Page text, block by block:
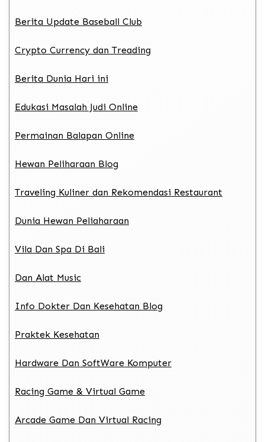
Berita Update Baseball Club
Crypto Currency dan Treading
Berita Dunia Hari ini
Edukasi Masalah Judi Online
Permainan Balapan Online
Hewan Peliharaan Blog
Traveling Kuliner dan Rekomendasi Restaurant
Dunia Hewan Peliaharaan
Vila Dan Spa Di Bali
Dan Alat Music
Info Dokter Dan Kesehatan Blog
Praktek Kesehatan
Hardware Dan SoftWare Komputer
Racing Game & Virtual Game
Arcade Game Dan Virtual Racing